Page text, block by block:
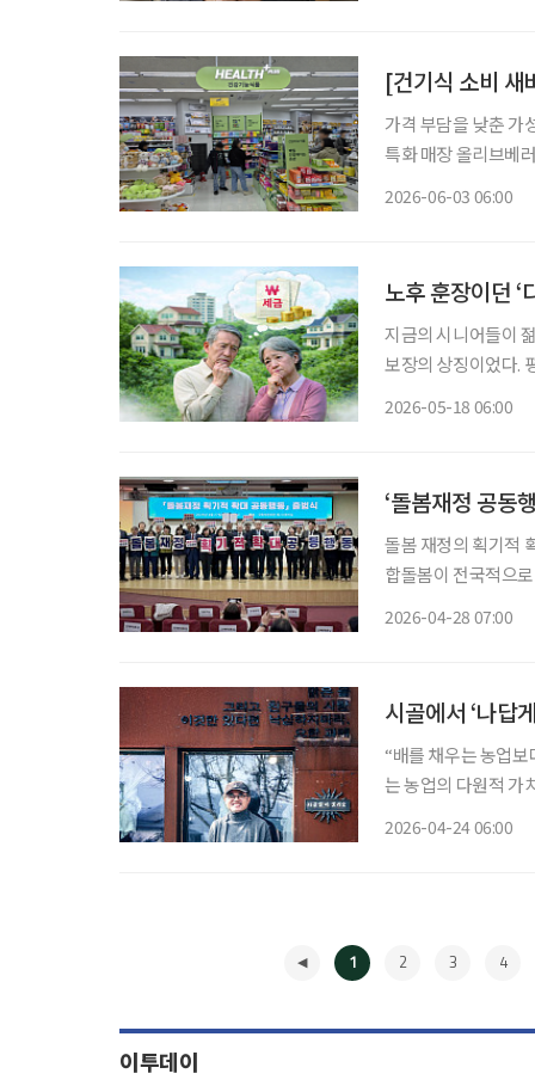
[건기식 소비
가격 부담을 낮춘 가
특화 매장 올리브베
2026-06-03 06:00
노후 훈장이던 ‘
지금의 시니어들이
보장의 상징이었다.
2026-05-18 06:00
‘돌봄재정 공동
돌봄 재정의 획기적
합돌봄이 전국적으
2026-04-28 07:00
시골에서 ‘나답
“배를 채우는 농업
는 농업의 다원적 가치를 추구하
2026-04-24 06:00
1 2 3 4
이투데이